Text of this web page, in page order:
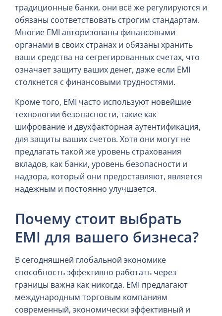
традиционные банки, они всё же регулируются и
обязаны соответствовать строгим стандартам.
Многие EMI авторизованы финансовыми
органами в своих странах и обязаны хранить
ваши средства на сегрегированных счетах, что
означает защиту ваших денег, даже если EMI
столкнется с финансовыми трудностями.
Кроме того, EMI часто используют новейшие
технологии безопасности, такие как
шифрование и двухфакторная аутентификация,
для защиты ваших счетов. Хотя они могут не
предлагать такой же уровень страхования
вкладов, как банки, уровень безопасности и
надзора, который они предоставляют, является
надежным и постоянно улучшается.
Почему стоит выбрать
EMI для вашего бизнеса?
В сегодняшней глобальной экономике
способность эффективно работать через
границы важна как никогда. EMI предлагают
международным торговым компаниям
современный, экономически эффективный и